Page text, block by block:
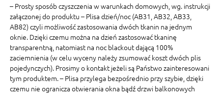
– Prosty sposób czyszczenia w warunkach domowych, wg. instrukcji
załączonej do produktu – Plisa dzień/noc (AB31, AB32, AB33,
AB82) czyli możliwość zastosowania dwóch tkanin na jednym
oknie. Dzięki czemu można na dzień zastosować tkaninę
transparentną, natomiast na noc blackout dającą 100%
zaciemnienia (w celu wyceny należy zsumować koszt dwóch plis
pojedynczych). Prosimy o kontakt jeżeli są Państwo zainteresowani
tym produktem. – Plisa przylega bezpośrednio przy szybie, dzięki
czemu nie ogranicza otwierania okna bądź drzwi balkonowych